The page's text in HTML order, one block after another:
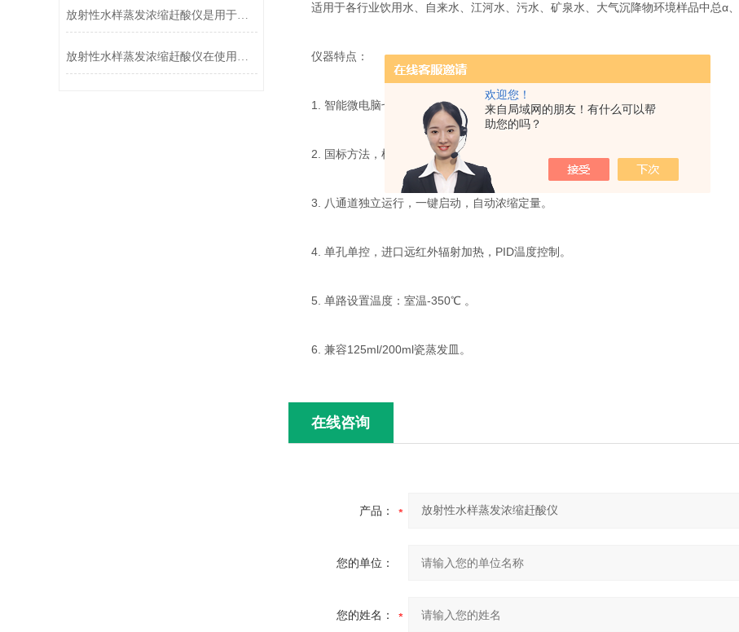
欢迎您！
来自局域网的朋友！有什么可以帮
助您的吗？
适用于各行业饮用水、自来水、江河水、污水、矿泉水、大气沉降物环境样品中总α、
仪器特点：
1. 智能微电脑七寸彩色电容触摸屏，界面友好，实验过程各通道参数实时监测。
2. 国标方法，样品无需转移，减少转移样品损失。
3. 八通道独立运行，一键启动，自动浓缩定量。
4. 单孔单控，进口远红外辐射加热，PID温度控制。
5. 单路设置温度：室温-350℃ 。
6. 兼容125ml/200ml瓷蒸发皿。
在线咨询
产品：
您的单位：
您的姓名：
放射性水样蒸发浓缩赶酸仪是用于处理各种水样的理想设备
放射性水样蒸发浓缩赶酸仪在使用前要先来了解下这些